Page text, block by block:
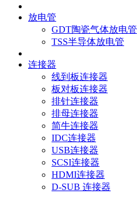
放电管
GDT陶瓷气体放电管
TSS半导体放电管
连接器
线到板连接器
板对板连接器
排针连接器
排母连接器
简牛连接器
IDC连接器
USB连接器
SCSI连接器
HDMI连接器
D-SUB 连接器